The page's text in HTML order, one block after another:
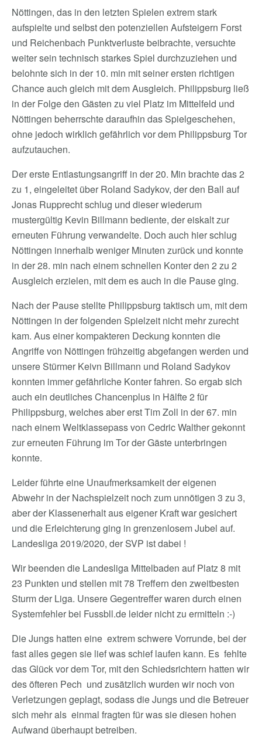
Nöttingen, das in den letzten Spielen extrem stark
aufspielte und selbst den potenziellen Aufsteigern Forst
und Reichenbach Punktverluste beibrachte, versuchte
weiter sein technisch starkes Spiel durchzuziehen und
belohnte sich in der 10. min mit seiner ersten richtigen
Chance auch gleich mit dem Ausgleich. Philippsburg ließ
in der Folge den Gästen zu viel Platz im Mittelfeld und
Nöttingen beherrschte daraufhin das Spielgeschehen,
ohne jedoch wirklich gefährlich vor dem Philippsburg Tor
aufzutauchen.
Der erste Entlastungsangriff in der 20. Min brachte das 2
zu 1, eingeleitet über Roland Sadykov, der den Ball auf
Jonas Rupprecht schlug und dieser wiederum
mustergültig Kevin Billmann bediente, der eiskalt zur
erneuten Führung verwandelte. Doch auch hier schlug
Nöttingen innerhalb weniger Minuten zurück und konnte
in der 28. min nach einem schnellen Konter den 2 zu 2
Ausgleich erzielen, mit dem es auch in die Pause ging.
Nach der Pause stellte Philippsburg taktisch um, mit dem
Nöttingen in der folgenden Spielzeit nicht mehr zurecht
kam. Aus einer kompakteren Deckung konnten die
Angriffe von Nöttingen frühzeitig abgefangen werden und
unsere Stürmer Keivn Billmann und Roland Sadykov
konnten immer gefährliche Konter fahren. So ergab sich
auch ein deutliches Chancenplus in Hälfte 2 für
Philippsburg, welches aber erst Tim Zoll in der 67. min
nach einem Weltklassepass von Cedric Walther gekonnt
zur erneuten Führung im Tor der Gäste unterbringen
konnte.
Leider führte eine Unaufmerksamkeit der eigenen
Abwehr in der Nachspielzeit noch zum unnötigen 3 zu 3,
aber der Klassenerhalt aus eigener Kraft war gesichert
und die Erleichterung ging in grenzenlosem Jubel auf.
Landesliga 2019/2020, der SVP ist dabei !
Wir beenden die Landesliga Mittelbaden auf Platz 8 mit
23 Punkten und stellen mit 78 Treffern den zweitbesten
Sturm der Liga. Unsere Gegentreffer waren durch einen
Systemfehler bei Fussbll.de leider nicht zu ermitteln :-)
Die Jungs hatten eine extrem schwere Vorrunde, bei der
fast alles gegen sie lief was schief laufen kann. Es fehlte
das Glück vor dem Tor, mit den Schiedsrichtern hatten wir
des öfteren Pech und zusätzlich wurden wir noch von
Verletzungen geplagt, sodass die Jungs und die Betreuer
sich mehr als einmal fragten für was sie diesen hohen
Aufwand überhaupt betreiben.